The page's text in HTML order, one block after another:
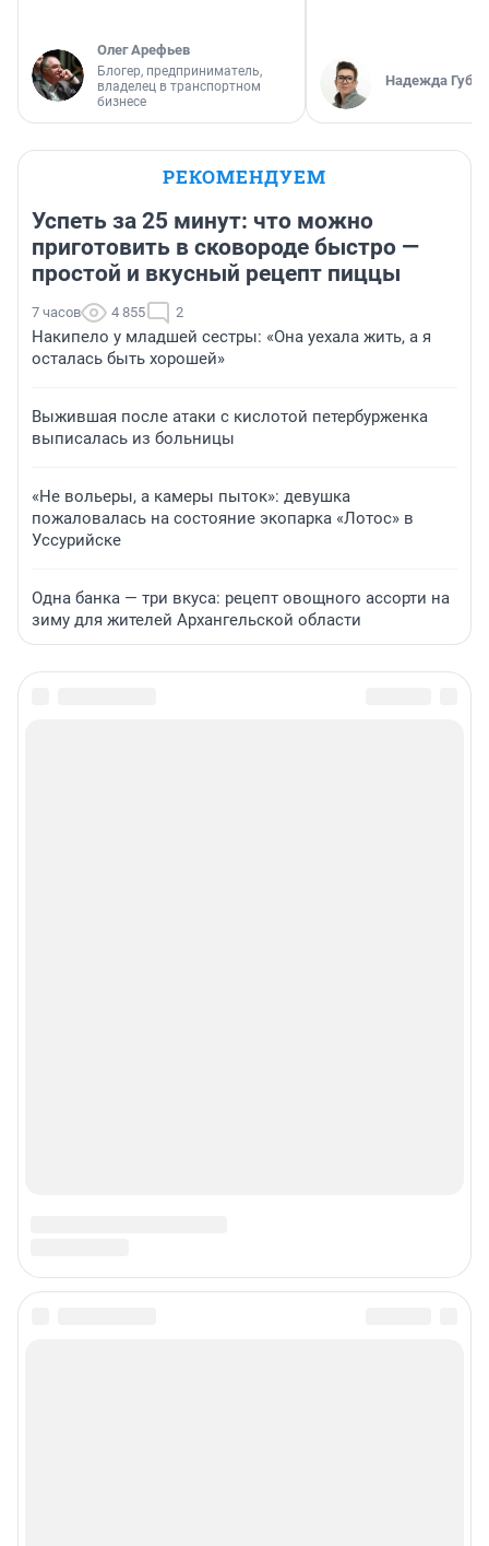
Олег Арефьев
Блогер, предприниматель,
владелец в транспортном
бизнесе
Надежда
РЕКОМЕНДУЕМ
Успеть за 25 минут: что можно
приготовить в сковороде быстро —
простой и вкусный рецепт пиццы
7 часов 4 855 2
Накипело у младшей сестры: «Она уехала жить, а я
осталась быть хорошей»
Выжившая после атаки с кислотой петербурженка
выписалась из больницы
«Не вольеры, а камеры пыток»: девушка
пожаловалась на состояние экопарка «Лотос» в
Уссурийске
Одна банка — три вкуса: рецепт овощного ассорти на
зиму для жителей Архангельской области